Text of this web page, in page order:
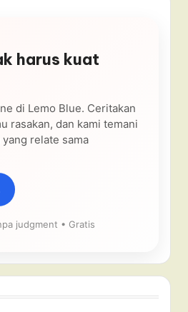
harus kuat
di Lemo Blue. Ceritakan
rasakan, dan kami temani
relate sama
judgment • Gratis